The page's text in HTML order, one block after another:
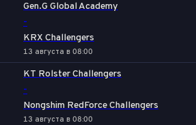
Gen.G Global Academy
-
KRX Challengers
13 августа в 08:00
KT Rolster Challengers
-
Nongshim RedForce Challengers
13 августа в 08:00